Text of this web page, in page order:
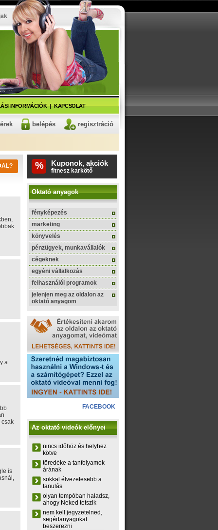
INFORMÁCIÓK KAPCSOLAT
belépés regisztráció
a
is
% Kuponok, akciók
pendrive
Oktató anyagok
fényképezés
marketing
könyvelés
pénzügyek, munkavállalók
cégeknek
egyéni vállalkozás
felhasználói programok
jelenjen meg az oldalon az
oktató anyagom
FACEBOOK
Az oktató videók előnyei
nincs időhöz és helyhez
kötve
töredéke a tanfolyamok
árának
sokkal élvezetesebb a
tanulás
olyan tempóban haladsz,
ahogy Neked tetszik
nem kell jegyzetelned,
segédanyagokat
beszerezni